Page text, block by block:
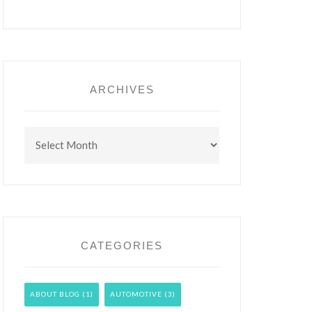
ARCHIVES
CATEGORIES
ABOUT BLOG (1) AUTOMOTIVE (3)